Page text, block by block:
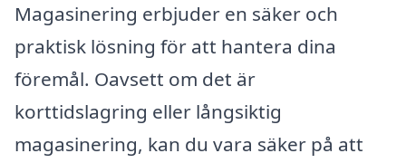
Magasinering erbjuder en säker och
praktisk lösning för att hantera dina
föremål. Oavsett om det är
korttidslagring eller långsiktig
magasinering, kan du vara säker på att